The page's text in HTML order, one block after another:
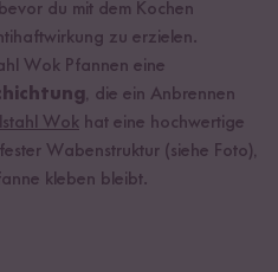
du mit dem Kochen
zu erzielen.
Wok Pfannen eine
, die ein Anbrennen
Wok hat eine hochwertige
Wabenstruktur (siehe Foto),
kleben bleibt.